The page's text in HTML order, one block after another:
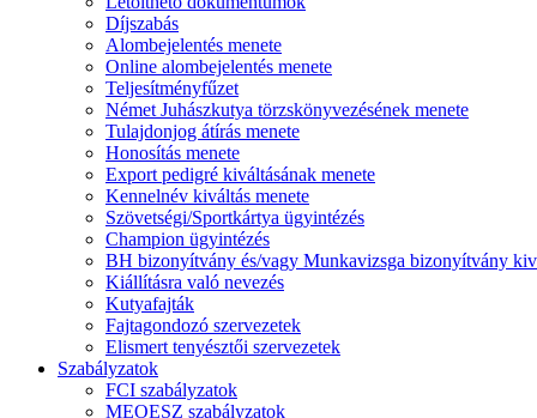
Díjszabás
Alombejelentés menete
Online alombejelentés menete
Teljesítményfűzet
Német Juhászkutya törzskönyvezésének menete
Tulajdonjog átírás menete
Honosítás menete
Export pedigré kiváltásának menete
Kennelnév kiváltás menete
Szövetségi/Sportkártya ügyintézés
Champion ügyintézés
BH bizonyítvány és/vagy Munkavizsga bizonyítvány
Kiállításra való nevezés
Kutyafajták
Fajtagondozó szervezetek
Elismert tenyésztői szervezetek
Szabályzatok
FCI szabályzatok
MEOESZ szabályzatok